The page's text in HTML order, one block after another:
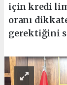
için kredi
oranı
gerektiğini